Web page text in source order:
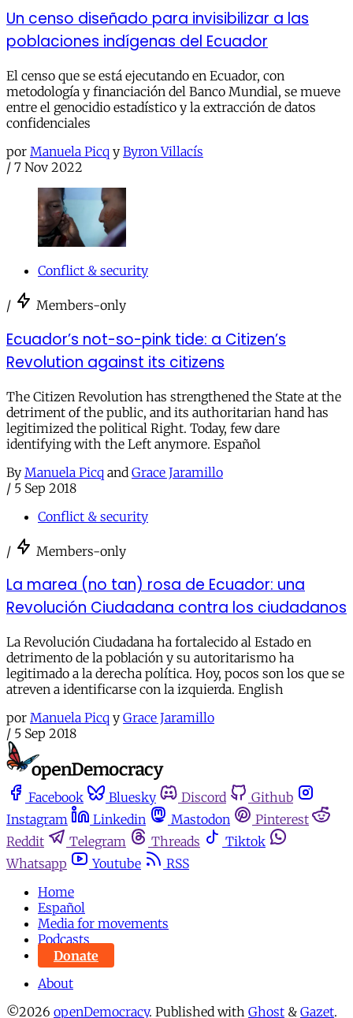
Un censo diseñado para invisibilizar a las
poblaciones indígenas del Ecuador
El censo que se está ejecutando en Ecuador, con
metodología y financiación del Banco Mundial, se mueve
entre el genocidio estadístico y la extracción de datos
confidenciales
por Manuela Picq y Byron Villacís
/ 7 Nov 2022
Conflict & security
/ Members-only
Ecuador’s not-so-pink tide: a Citizen’s
Revolution against its citizens
The Citizen Revolution has strengthened the State at the
detriment of the public, and its authoritarian hand has
legitimized the political Right. Today, few dare
identifying with the Left anymore. Español
By Manuela Picq and Grace Jaramillo
/ 5 Sep 2018
Conflict & security
/ Members-only
La marea (no tan) rosa de Ecuador: una
Revolución Ciudadana contra los ciudadanos
La Revolución Ciudadana ha fortalecido al Estado en
detrimento de la población y su autoritarismo ha
legitimado a la derecha política. Hoy, pocos son los que se
atreven a identificarse con la izquierda. English
por Manuela Picq y Grace Jaramillo
/ 5 Sep 2018
Facebook Bluesky Discord
Github
Instagram
Linkedin Mastodon
Pinterest
Reddit
Telegram Threads
Tiktok
Whatsapp
Youtube
RSS
Home
Español
Media for movements
Podcasts
Donate
About
©2026 openDemocracy. Published with Ghost & Gazet.